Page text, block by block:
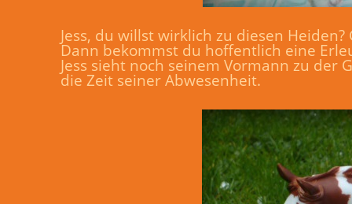
Jess, du willst wirklich zu diesen
Dann bekommst du hoffentlich eine
Jess sieht noch seinem Vormann zu der
die Zeit seiner Abwesenheit.